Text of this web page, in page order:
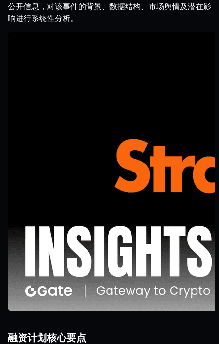
公开信息，对该事件的背景、数据结构、市场舆情及潜在影
响进行系统性分析。
融资计划核心要点